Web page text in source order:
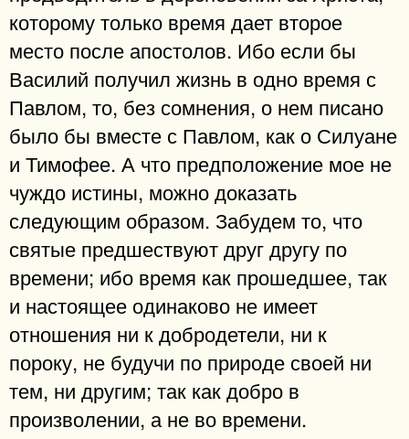
которому только время дает второе
место после апостолов. Ибо если бы
Василий получил жизнь в одно время с
Павлом, то, без сомнения, о нем писано
было бы вместе с Павлом, как о Силуане
и Тимофее. А что предположение мое не
чуждо истины, можно доказать
следующим образом. Забудем то, что
святые предшествуют друг другу по
времени; ибо время как прошедшее, так
и настоящее одинаково не имеет
отношения ни к добродетели, ни к
пороку, не будучи по природе своей ни
тем, ни другим; так как добро в
произволении, а не во времени.